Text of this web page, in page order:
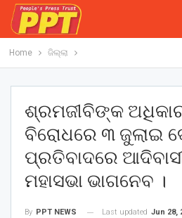
Home ଜିଲ୍ଲା
ଶ୍ରମଜୀବିଙ୍କ
ବିରୋଧରେ ୩ ଜୁଲାଇ
ପ୍ରତିବାଦରେ
ମହାସଭା ଭାଗନେବ ।
By PPT NEWS Last updated Jun 28,